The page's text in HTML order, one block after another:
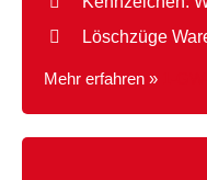
Löschzüge
Mehr erfahren »